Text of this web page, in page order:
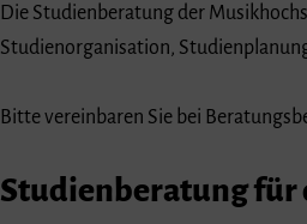
Die Studienberatung der
Studienorganisation,
Bitte vereinbaren Sie bei
Studienberatung für